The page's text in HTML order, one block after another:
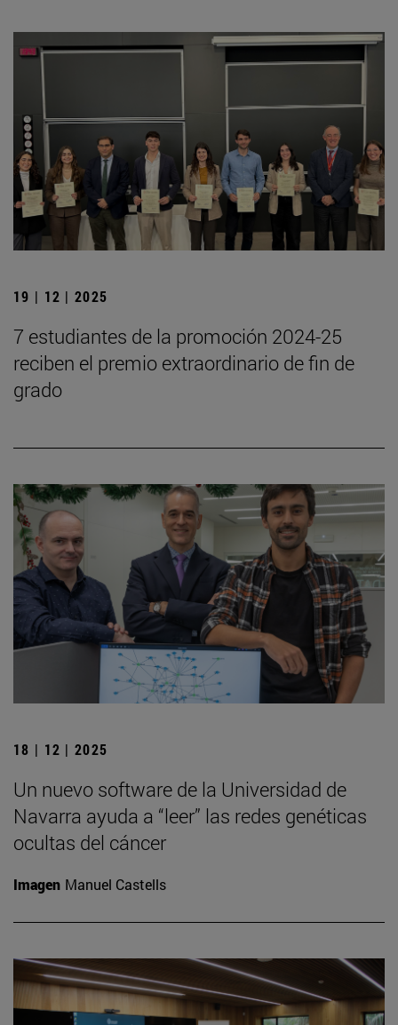
19 | 12 | 2025
7 estudiantes de la promoción 2024-25
reciben el premio extraordinario de fin de
grado
18 | 12 | 2025
Un nuevo software de la Universidad de
Navarra ayuda a “leer” las redes genéticas
ocultas del cáncer
Imagen Manuel Castells